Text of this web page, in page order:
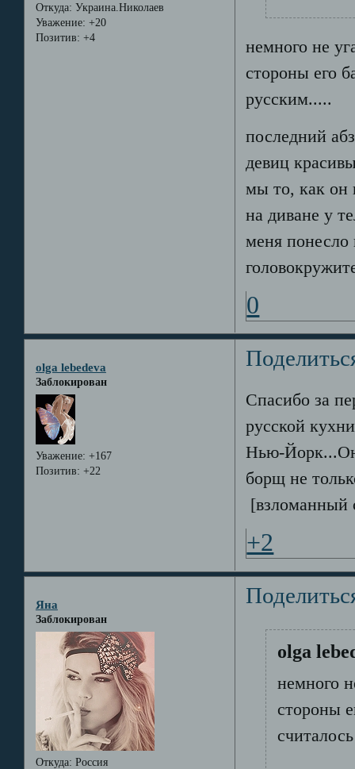
Откуда: Украина.Николаев
Уважение: +20
Позитив: +4
немного не
стороны его
русским.....
последний
девиц
мы то, как он
на диване у
меня понесло
0
olga lebedeva
Заблокирован
Уважение: +167
Позитив: +22
Спасибо за
русской
Нью-
борщ не
+2
Яна
Заблокирован
Откуда: Россия
olga
немного
стороны